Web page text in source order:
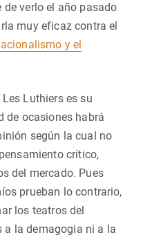
de verlo el año pasado
muy eficaz contra el
y el
Luthiers es su
de ocasiones habrá
según la cual no
crítico,
del mercado. Pues
prueban lo contrario,
los teatros del
a la demagogia ni a la